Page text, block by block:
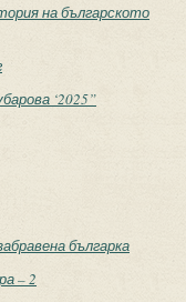
на българското
‘2025”
българка
– 2